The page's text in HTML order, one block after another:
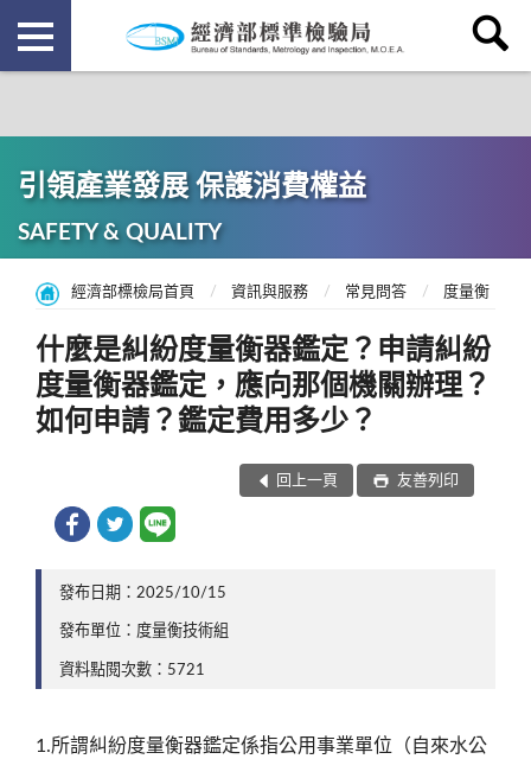
引領產業發展 保護消費權益
SAFETY & QUALITY
經濟部標檢局首頁 資訊與服務 常見問答 度量衡
什麼是糾紛度量衡器鑑定？申請糾紛
度量衡器鑑定，應向那個機關辦理？
如何申請？鑑定費用多少？
回上一頁 友善列印
發布日期：2025/10/15
發布單位：度量衡技術組
資料點閱次數：5721
1.所謂糾紛度量衡器鑑定係指公用事業單位（自來水公